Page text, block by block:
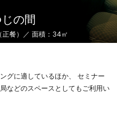
の間
正餐）／ 面積：34㎡
グに適しているほか、 セミナー
などのスペースとしてもご利用い